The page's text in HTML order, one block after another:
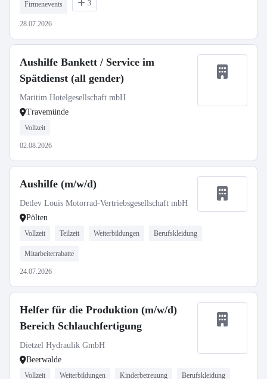
Firmenevents 3
28.07.2026
Aushilfe Bankett / Service im
Spätdienst (all gender)
Maritim Hotelgesellschaft mbH
Travemünde
Vollzeit
02.08.2026
Aushilfe (m/w/d)
Detlev Louis Motorrad-Vertriebsgesellschaft mbH
Pölten
Vollzeit Teilzeit Weiterbildungen Berufskleidung
Mitarbeiterrabatte
24.07.2026
Helfer für die Produktion (m/w/d)
Bereich Schlauchfertigung
Dietzel Hydraulik GmbH
Beerwalde
Vollzeit Weiterbildungen Kinderbetreuung Berufskleidung